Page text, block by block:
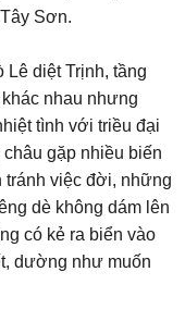
Sơn.
Lê diệt Trịnh, tầng
nhau nhưng
tình với triều đại
gặp nhiều biến
tránh việc đời, những
dè không dám lên
có kẻ ra biển vào
dường như muốn